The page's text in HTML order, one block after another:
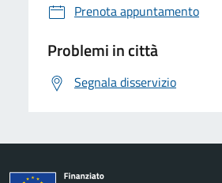
Prenota appuntamento
Problemi in città
Segnala disservizio